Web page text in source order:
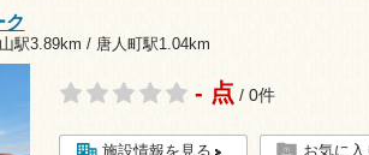
ク
駅3.89km / 唐人町駅1.04km
- 点 / 0件
施設情報を見る お気に